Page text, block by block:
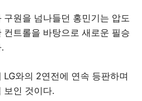
구원을 넘나들던 홍민기는 압도
컨트롤을 바탕으로 새로운 필승
와의 2연전에 연속 등판하며
보인 것이다.